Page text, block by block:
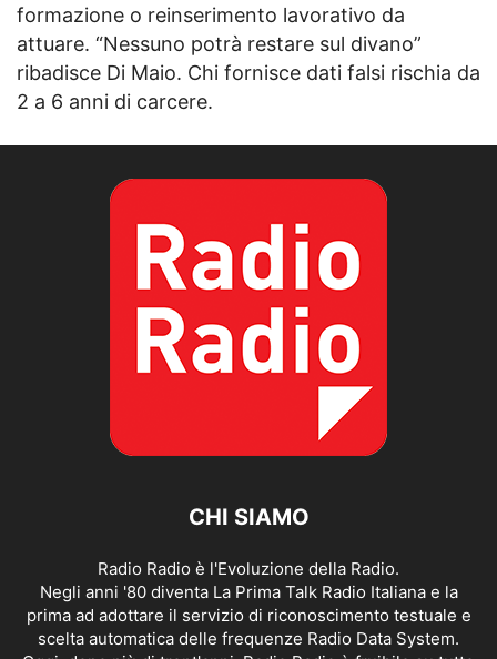
formazione o reinserimento lavorativo da
attuare. “Nessuno potrà restare sul divano”
ribadisce Di Maio. Chi fornisce dati falsi rischia da
2 a 6 anni di carcere.
CHI SIAMO
Radio Radio è l'Evoluzione della Radio.
Negli anni '80 diventa La Prima Talk Radio Italiana e la
prima ad adottare il servizio di riconoscimento testuale e
scelta automatica delle frequenze Radio Data System.